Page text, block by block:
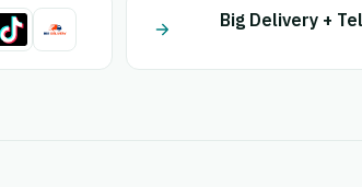
Big Delivery +